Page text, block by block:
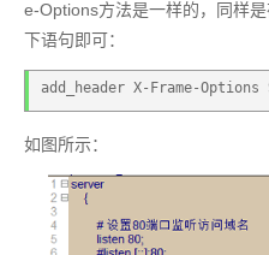
e-Options方法是一样的，同样
下语句即可：
add_header X-Frame-Options
如图所示：